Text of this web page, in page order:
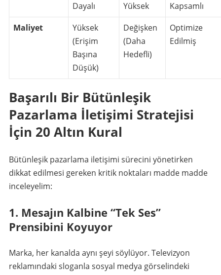
Dayalı
Yüksek
Kapsamlı
Maliyet
Yüksek
(Erişim
Başına
Düşük)
Değişken
(Daha
Hedefli)
Optimize
Edilmiş
Başarılı Bir Bütünleşik
Pazarlama İletişimi Stratejisi
İçin 20 Altın Kural
Bütünleşik pazarlama iletişimi sürecini yönetirken
dikkat edilmesi gereken kritik noktaları madde madde
inceleyelim:
1. Mesajın Kalbine “Tek Ses”
Prensibini Koyuyor
Marka, her kanalda aynı şeyi söylüyor. Televizyon
reklamındaki sloganla sosyal medya görselindeki